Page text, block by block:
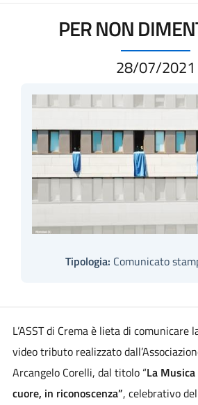
PER NON
28/07/2021
Tipologia: Comunicato
L’ASST di Crema è lieta di comunicare
video tributo realizzato
Arcangelo Corelli, dal titolo “La
cuore, in riconoscenza”, celebrativo